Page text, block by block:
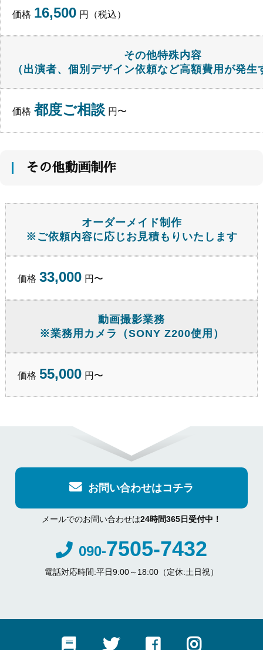
価格 16,500 円（税込）
その他特殊内容
（出演者、個別デザイン依頼など高額費用が発生
価格 都度ご相談 円〜
その他動画制作
オーダーメイド制作
※ご依頼内容に応じお見積もりいたします
価格 33,000 円〜
動画撮影業務
※業務用カメラ（SONY Z200使用）
価格 55,000 円〜
お問い合わせはコチラ
メールでのお問い合わせは24時間365日受付中！
090-7505-7432
電話対応時間:平日9:00～18:00（定休:土日祝）